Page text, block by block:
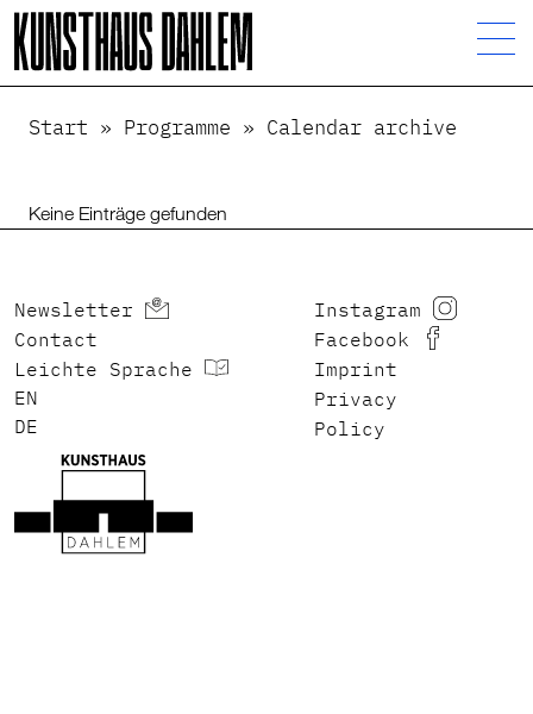
Visuelle
Assistenzsoftware
öffnen.
Start » Programme » Calendar archive
Keine Einträge gefunden
Newsletter
Contact
Leichte Sprache
ENGLISH
DEUTSCH
Instagram
Facebook
Imprint
Privacy
Policy